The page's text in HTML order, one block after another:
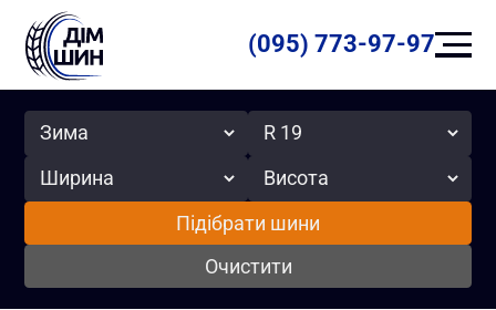
(095) 773-97-97
Сезон Радіус
Ширина Висота
Підібрати шини
Очистити